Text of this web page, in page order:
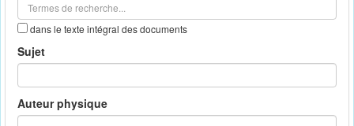
dans le texte intégral des documents
Sujet
Auteur physique